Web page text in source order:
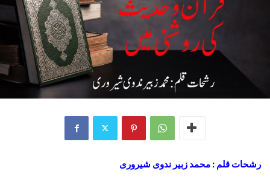
رشحات قلم : محمد زبیر ندوی شیروری